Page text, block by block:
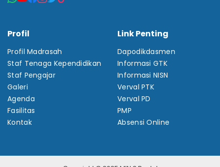
Profil
Profil Madrasah
Staf Tenaga Kependidikan
Staf Pengajar
Galeri
Agenda
Fasilitas
Kontak
Link Penting
Dapodikdasmen
Informasi GTK
Informasi NISN
Verval PTK
Verval PD
PMP
Absensi Online